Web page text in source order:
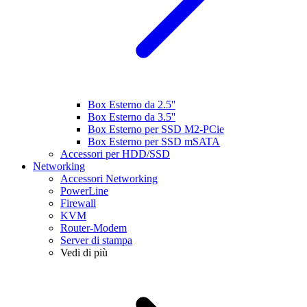
Box Esterno da 2.5''
Box Esterno da 3.5''
Box Esterno per SSD M2-PCie
Box Esterno per SSD mSATA
Accessori per HDD/SSD
Networking
Accessori Networking
PowerLine
Firewall
KVM
Router-Modem
Server di stampa
Vedi di più